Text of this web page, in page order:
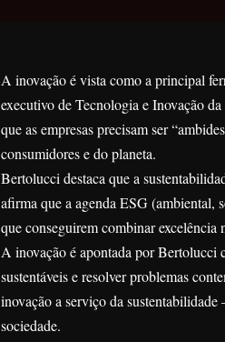
A inovação é vista como a principal
executivo de Tecnologia e Inovação
que as empresas precisam ser
consumidores e do planeta.
Bertolucci destaca que a
afirma que a agenda ESG (ambiental,
que conseguirem combinar excelência
A inovação é apontada por Bertolucci
sustentáveis e resolver problemas
inovação a serviço da
sociedade.